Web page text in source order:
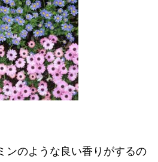
ンのような良い香りがするの